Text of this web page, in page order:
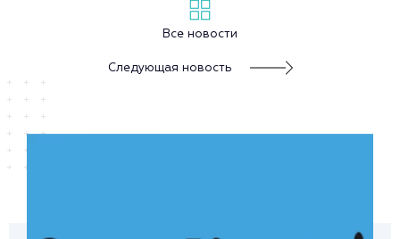
Все новости
Следующая новость